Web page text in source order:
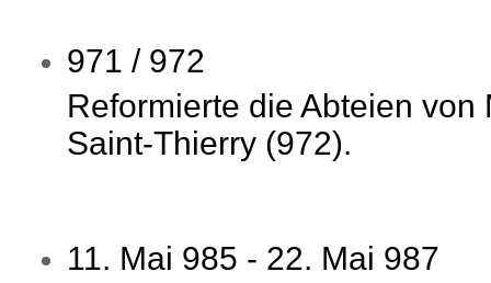
971 / 972
Reformierte die Abteien von
Saint-Thierry (972).
11. Mai 985 - 22. Mai 987